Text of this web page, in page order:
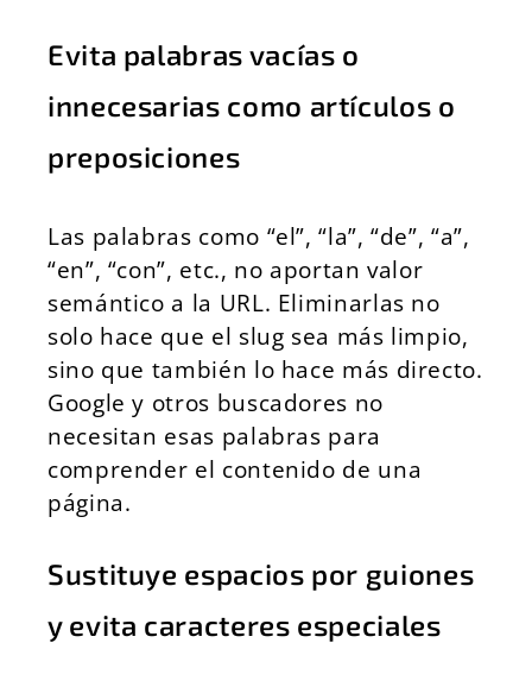
Evita palabras vacías o
innecesarias como artículos o
preposiciones
Las palabras como “el”, “la”, “de”, “a”,
“en”, “con”, etc., no aportan valor
semántico a la URL. Eliminarlas no
solo hace que el slug sea más limpio,
sino que también lo hace más directo.
Google y otros buscadores no
necesitan esas palabras para
comprender el contenido de una
página.
Sustituye espacios por guiones
y evita caracteres especiales